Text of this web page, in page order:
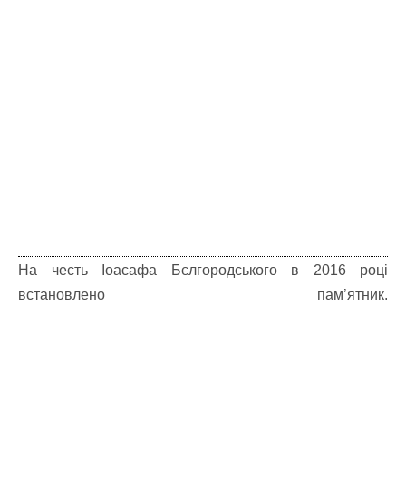
На честь Іоасафа Бєлгородського в 2016 році
встановлено пам’ятник.